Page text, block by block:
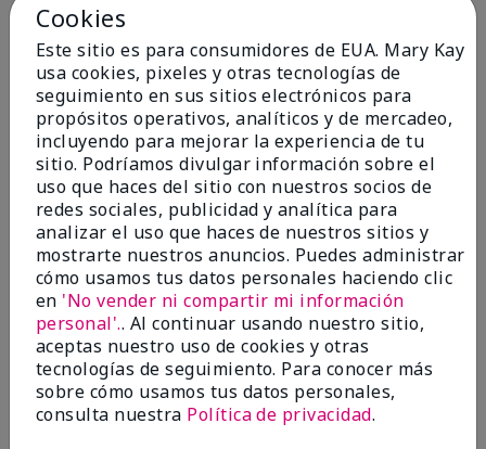
So awesome!
EnviadoHace 9 meses
por Makey
deWasilla
Comprador verificado
Evaluado en
marykay.com/en-us/
Comentarios sobre Mary Kay® Travel Roll-Up
Bag, (unfilled)
I bought this bag a few days before my honeymoon
and absolutely fell in love. It is everything you can
imagine!
Mostrar Traducción
ConclusiónSí, recomendaría a un amigo
¿Le ha resultado útil esta
Cookies
Este sitio es para consumidores de EUA. Mary Kay
usa cookies, pixeles y otras tecnologías de
seguimiento en sus sitios electrónicos para
propósitos operativos, analíticos y de mercadeo,
incluyendo para mejorar la experiencia de tu
sitio. Podríamos divulgar información sobre el
uso que haces del sitio con nuestros socios de
redes sociales, publicidad y analítica para
analizar el uso que haces de nuestros sitios y
mostrarte nuestros anuncios. Puedes administrar
cómo usamos tus datos personales haciendo clic
en 'No vender ni compartir mi información
personal'.. Al continuar usando nuestro sitio,
aceptas nuestro uso de cookies y otras
tecnologías de seguimiento. Para conocer más
sobre cómo usamos tus datos personales,
consulta nuestra Política de privacidad.